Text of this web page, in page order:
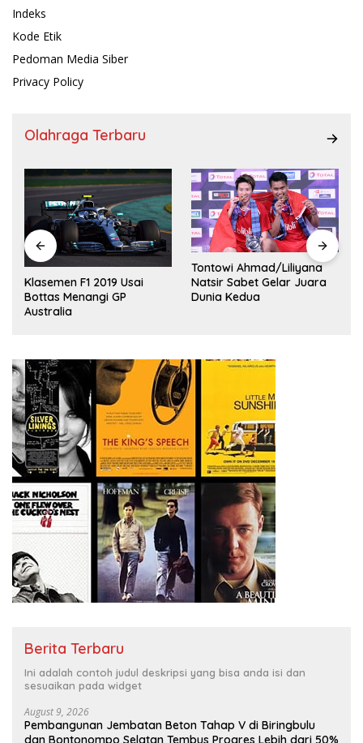
Indeks
Kode Etik
Pedoman Media Siber
Privacy Policy
Olahraga Terbaru
Usai
GP
Tontowi Ahmad/Liliyana
Natsir Sabet Gelar Juara
Dunia Kedua
Pergantian Jitu
yang Mengantar
Berita Terbaru
Ini adalah contoh judul deskripsi yang bisa anda isi dan
sesuaikan pada widget
August 9, 2026
Pembangunan Jembatan Beton Tahap V di Biringbulu
dan Bontonompo Selatan Tembus Progres Lebih dari 50%